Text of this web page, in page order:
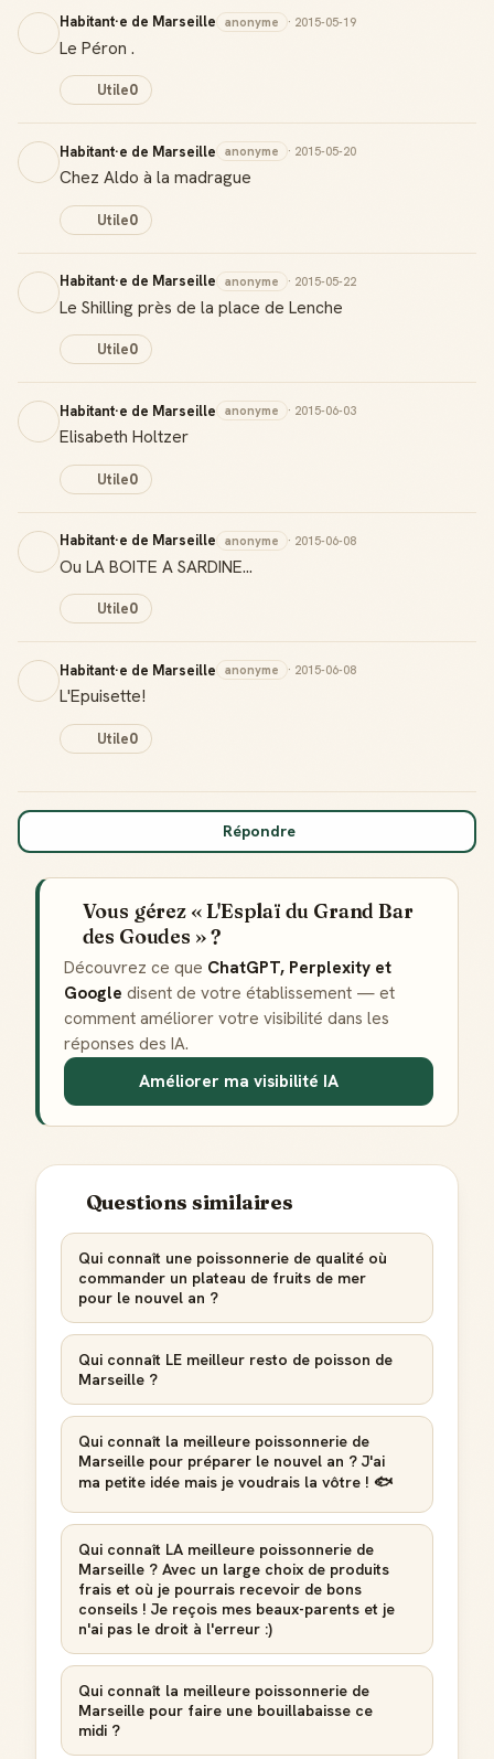
Habitant·e de Marseille anonyme · 2015-05-19
Le Péron .
Utile0
Habitant·e de Marseille anonyme · 2015-05-20
Chez Aldo à la madrague
Utile0
Habitant·e de Marseille anonyme · 2015-05-22
Le Shilling près de la place de Lenche
Utile0
Habitant·e de Marseille anonyme · 2015-06-03
Elisabeth Holtzer
Utile0
Habitant·e de Marseille anonyme · 2015-06-08
Ou LA BOITE A SARDINE...
Utile0
Habitant·e de Marseille anonyme · 2015-06-08
L'Epuisette!
Utile0
Répondre
Vous gérez « L'Esplaï du Grand Bar
des Goudes » ?
Découvrez ce que ChatGPT, Perplexity et
Google disent de votre établissement — et
comment améliorer votre visibilité dans les
réponses des IA.
Améliorer ma visibilité IA
Questions similaires
Qui connaît une poissonnerie de qualité où
commander un plateau de fruits de mer
pour le nouvel an ?
Qui connaît LE meilleur resto de poisson de
Marseille ?
Qui connaît la meilleure poissonnerie de
Marseille pour préparer le nouvel an ? J'ai
ma petite idée mais je voudrais la vôtre ! 🐟
Qui connaît LA meilleure poissonnerie de
Marseille ? Avec un large choix de produits
frais et où je pourrais recevoir de bons
conseils ! Je reçois mes beaux-parents et je
n'ai pas le droit à l'erreur :)
Qui connaît la meilleure poissonnerie de
Marseille pour faire une bouillabaisse ce
midi ?